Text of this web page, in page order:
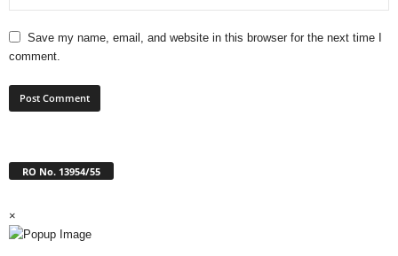
Save my name, email, and website in this browser for the next time I
comment.
RO No. 13954/55
×